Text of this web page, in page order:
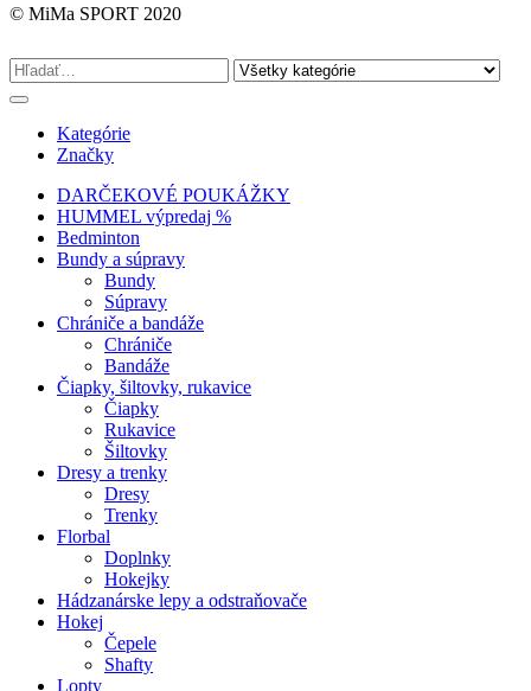
© MiMa SPORT 2020
Kategórie
Značky
DARČEKOVÉ POUKÁŽKY
HUMMEL výpredaj %
Bedminton
Bundy a súpravy
Bundy
Súpravy
Chrániče a bandáže
Chrániče
Bandáže
Čiapky, šiltovky, rukavice
Čiapky
Rukavice
Šiltovky
Dresy a trenky
Dresy
Trenky
Florbal
Doplnky
Hokejky
Hádzanárske lepy a odstraňovače
Hokej
Čepele
Shafty
Lopty